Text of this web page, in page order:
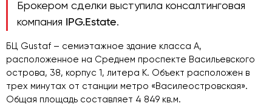
Брокером сделки выступила консалтинговая
компания
IPG.Estate.
БЦ Gustaf – семиэтажное здание класса А,
расположенное на Среднем проспекте Васильевского
острова, 38, корпус 1, литера К. Объект расположен в
трех минутах от станции метро «Василеостровская».
Общая площадь составляет 4 849 кв.м.